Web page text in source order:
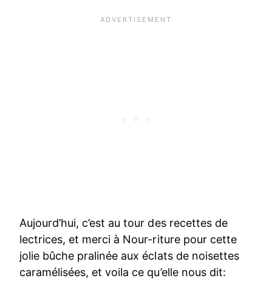
Aujourd’hui, c’est au tour des recettes de
lectrices, et merci à Nour-riture pour cette
jolie bûche pralinée aux éclats de noisettes
caramélisées, et voila ce qu’elle nous dit: